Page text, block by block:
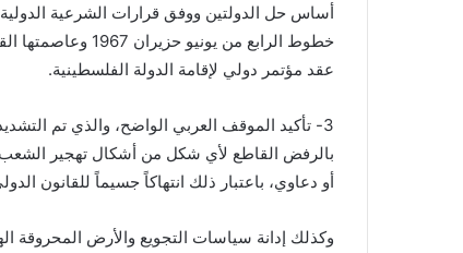
أساس حل الدولتين ووفق قرارات الشرعية
خطوط الرابع من
عقد مؤتمر دولي لإقامة الدولة الفلسطينية.
بالرفض القاطع لأي شكل من أشكال تهجير
أو دعاوي، باعتبار ذلك انتهاكاً جسيماً للقانون
وكذلك إدانة سياسات التجويع والأرض المحروقة